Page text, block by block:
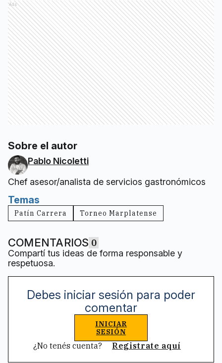
Ads
Sobre el autor
Pablo Nicoletti
Chef asesor/analista de servicios gastronómicos
Temas
Patín Carrera Torneo Marplatense
COMENTARIOS 0
Compartí tus ideas de forma responsable y
respetuosa.
Debes iniciar sesión para poder
comentar
INICIAR
SESIÓN
¿No tenés cuenta? Registrate aquí